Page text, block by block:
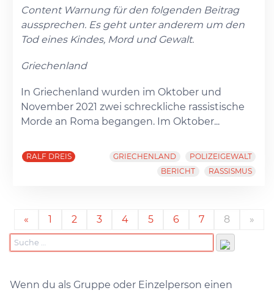
Content Warnung für den folgenden Beitrag
aussprechen. Es geht unter anderem um den
Tod eines Kindes, Mord und Gewalt.
Griechenland
In Griechenland wurden im Oktober und
November 2021 zwei schreckliche rassistische
Morde an Roma begangen. Im Oktober...
RALF DREIS GRIECHENLAND
POLIZEIGEWALT
BERICHT
RASSISMUS
« 1 2 3 4 5 6 7 8 »
Wenn du als Gruppe oder Einzelperson einen